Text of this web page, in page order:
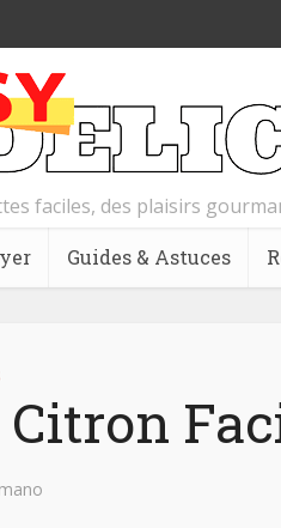
faciles, des plaisirs
Guides & Astuces